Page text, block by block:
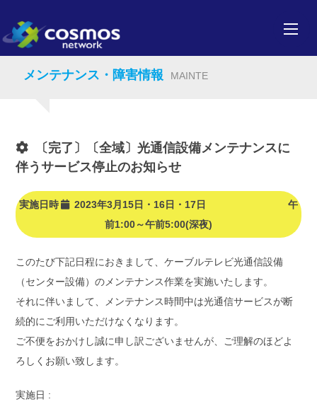
メンテナンス・障害情報 MAINTE
〔完了〕〔全域〕光通信設備メンテナンスに
伴うサービス停止のお知らせ
実施日時
2023年3月15日・16日・17日 午
前1:00～午前5:00(深夜)
このたび下記日程におきまして、ケーブルテレビ光通信設備
（センター設備）のメンテナンス作業を実施いたします。
それに伴いまして、メンテナンス時間中は光通信サービスが断
続的にご利用いただけなくなります。
ご不便をおかけし誠に申し訳ございませんが、ご理解のほどよ
ろしくお願い致します。
実施日 :